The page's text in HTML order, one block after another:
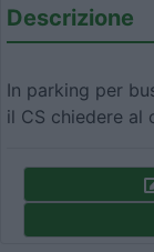
Descrizione
In parking per
il CS chiedere al